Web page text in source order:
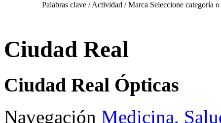
Palabras clave / Actividad / Marca Seleccione categoría
Ciudad Real
Ciudad Real Ópticas
Navegación Medicina,